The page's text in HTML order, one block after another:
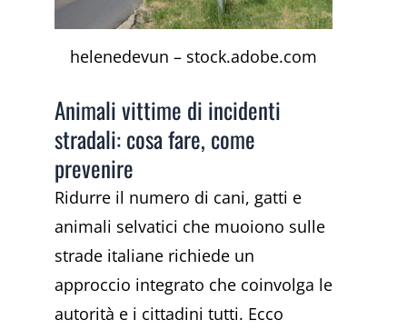
helenedevun – stock.adobe.com
Animali vittime di incidenti
stradali: cosa fare, come
prevenire
Ridurre il numero di cani, gatti e
animali selvatici che muoiono sulle
strade italiane richiede un
approccio integrato che coinvolga le
autorità e i cittadini tutti. Ecco